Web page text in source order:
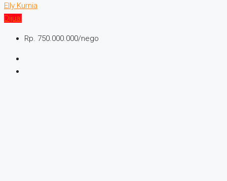
Elly Kurnia
Dijual
Rp. 750.000.000/nego